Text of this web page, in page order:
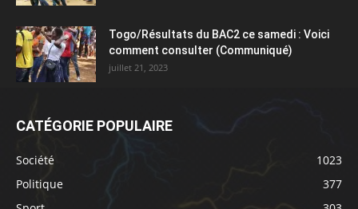
Togo/Résultats du BAC2 ce samedi : Voici
comment consulter (Communiqué)
juillet 21, 2023
CATÉGORIE POPULAIRE
Société
1023
Politique
377